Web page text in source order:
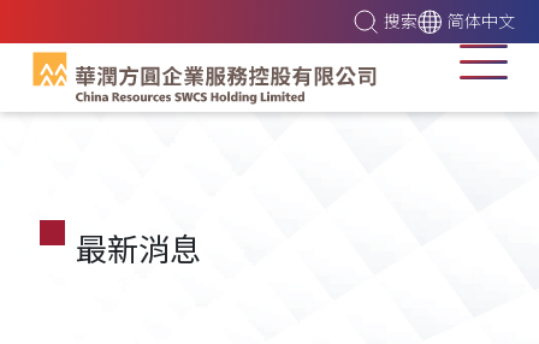
搜索 简体中文
最新消息